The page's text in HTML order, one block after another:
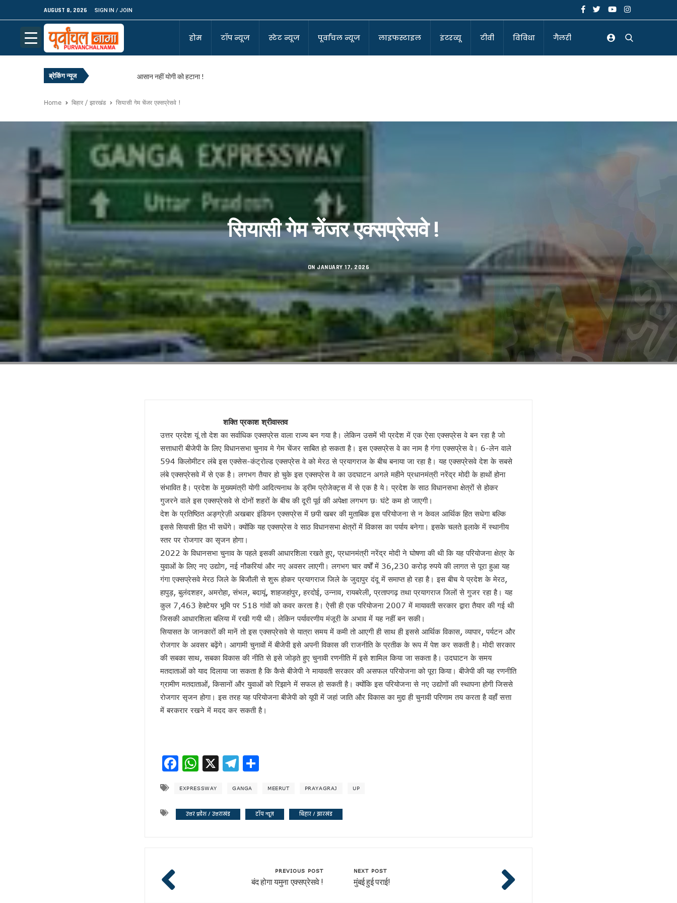
AUGUST 8, 2026 SIGN IN / JOIN
होम टॉप न्यूज स्टेट न्यूज पूर्वांचल न्यूज लाइफस्टाइल इंटरव्यू टीवी विविधा गैलरी
ब्रेकिंग न्यूज
आसान नहीं योगी को हटाना !
सबकुछ लुटा, उद्धव फिर रामभरोसे!
बीबी जसवीन कौर बनी SGPC की धर्म-कोआर्डिनेटर
आखिरकार बंगाल में बीजेपी सरकार, मुखिया बने सुर्वेंदु!
आखिर जीत ही लिया बंगाल !
अलग राज्य अलग नीति के नए फार्मूले पर बीजेपी!
अपनों के निशाने पर योगी आदित्यनाथ?
गोरखपुर में बार काउंसिल का चुनाव सकुशल संपन्न।
ज्योतिर्विद नरेंद्र ने किया गोरखपुर सिनेमा महोत्सव का शुभारंभ
यूपी राज्य महिला आयोग की उपाध्यक्ष का तलाक !
दो दिवसीय सिनेमा महोत्सव 21 जनवरी से
मुंबई हुई पराई!
सियासी गेम चेंजर एक्सप्रेसवे !
बंद होगा यमुना एक्सप्रेसवे !
डबल इनकम बना जंजाल !
एनडीए से फिर अलग होंगे नीतीश!
गोरखपुर पुस्तक महोत्सव : ‘पंडान जल रहा है’ से परिचित हुए लोग
अज़हर उगलेगा डान की सच्चाई !
अतीक की बीबी पर मेहरबान कौन ?
पीडीए के नए अर्थ की सियासत !
लोकपाल या शौकपाल!
बिहार में फिर छले गए मुस्लिम
फिर अलग हुए राजभर !
सपा नहीं लड़ेगी पंचायत चुनाव!
योगी की बाल्मीकि चाल में फंसे अखिलेश !
चुनाव की घोषणा और मायावती का ऐलान !
विजन-2047 का हिस्सा है ‘वन नेशन वन इलैक्शन’ : डॉ राजीव
देश में नेपाल जैसे हालात की आशंका !
केशव का संकेत !
भाजपाई होते-होते रह गए शिवपाल!
बुरे दौर में नेपाल !
BSP का सियासी रिस्टार्ट!
संकट में एनडीए !
कृषि होगा विकास का आधार!
अशान्ति फैलाने की कोशिश में ट्रम्प !
भ्रष्टाचार पर चला योगी चाबुक !
चूक तो हो ही गई !
कांग्रेसी खेवनहार पप्पू और केके!
एक मुद्दे पर दो फाड़ हुआ विपक्ष !
तेजस्वी नहीं, तेजप्रताप तो हैं न जी!
चर्चा में ही रहेंगे तेजप्रताप या…
Home बिहार / झारखंड सियासी गेम चेंजर एक्सप्रेसवे !
सियासी गेम चेंजर एक्सप्रेसवे !
ON JANUARY 17, 2026
शक्ति प्रकाश श्रीवास्तव
उत्तर प्रदेश यूं तो देश का सर्वाधिक एक्सप्रेस वाला राज्य बन गया है। लेकिन उसमें भी प्रदेश में एक ऐसा एक्सप्रेस वे बन रहा है जो
सत्ताधारी बीजेपी के लिए विधानसभा चुनाव मे गेम चेंजर साबित हो सकता है। इस एक्सप्रेस वे का नाम है गंगा एक्सप्रेस वे। 6-लेन वाले
594 किलोमीटर लंबे इस एक्सेस-कंट्रोल्ड एक्सप्रेस वे को मेरठ से प्रयागराज के बीच बनाया जा रहा है। यह एक्सप्रेसवे देश के सबसे
लंबे एक्सप्रेसवे में से एक है। लगभग तैयार हो चुके इस एक्सप्रेस वे का उदघाटन अगले महीने प्रधानमंत्री नरेंद्र मोदी के हाथों होना
संभावित है। प्रदेश के मुख्यमंत्री योगी आदित्यनाथ के ड्रीम प्रोजेक्ट्स में से एक है ये। प्रदेश के साठ विधानसभा क्षेत्रों से होकर
गुजरने वाले इस एक्सप्रेसवे से दोनों शहरों के बीच की दूरी पूर्व की अपेक्षा लगभग छः घंटे कम हो जाएगी।
देश के प्रतिष्ठित अङ्ग्रेज़ी अखबार इंडियन एक्सप्रेस में छपी खबर की मुताबिक इस परियोजना से न केवल आर्थिक हित सधेगा बल्कि
इससे सियासी हित भी सधेंगे। क्योंकि यह एक्सप्रेस वे साठ विधानसभा क्षेत्रों में विकास का पर्याय बनेगा। इसके चलते इलाके में स्थानीय
स्तर पर रोजगार का सृजन होगा।
2022 के विधानसभा चुनाव के पहले इसकी आधारशिला रखते हुए, प्रधानमंत्री नरेंद्र मोदी ने घोषणा की थी कि यह परियोजना क्षेत्र के
युवाओं के लिए नए उद्योग, नई नौकरियां और नए अवसर लाएगी। लगभग चार वर्षों में 36,230 करोड़ रुपये की लागत से पूरा हुआ यह
गंगा एक्सप्रेसवे मेरठ जिले के बिजौली से शुरू होकर प्रयागराज जिले के जुदापुर दंदू में समाप्त हो रहा है। इस बीच ये प्रदेश के मेरठ,
हापुड़, बुलंदशहर, अमरोहा, संभल, बदायूं, शाहजहांपुर, हरदोई, उन्नाव, रायबरेली, प्रतापगढ़ तथा प्रयागराज जिलों से गुजर रहा है। यह
कुल 7,463 हेक्टेयर भूमि पर 518 गांवों को कवर करता है। ऐसी ही एक परियोजना 2007 में मायावती सरकार द्वारा तैयार की गई थी
जिसकी आधारशिला बलिया में रखी गयी थी। लेकिन पर्यावरणीय मंजूरी के अभाव में यह नहीं बन सकी।
सियासत के जानकारों की मानें तो इस एक्सप्रेसवे से यात्रा समय में कमी तो आएगी ही साथ ही इससे आर्थिक विकास, व्यापार, पर्यटन और
रोजगार के अवसर बढ़ेंगे। आगामी चुनावों में बीजेपी इसे अपनी विकास की राजनीति के प्रतीक के रूप में पेश कर सकती है। मोदी सरकार
की सबका साथ, सबका विकास की नीति से इसे जोड़ते हुए चुनावी रणनीति में इसे शामिल किया जा सकता है। उदघाटन के समय
मतदाताओं को याद दिलाया जा सकता है कि कैसे बीजेपी ने मायावती सरकार की असफल परियोजना को पूरा किया। बीजेपी की यह रणनीति
ग्रामीण मतदाताओं, किसानों और युवाओं को रिझाने में सफल हो सकती है। क्योंकि इस परियोजना से नए उद्योगों की स्थापना होगी जिससे
रोजगार सृजन होगा। इस तरह यह परियोजना बीजेपी को यूपी में जहां जाति और विकास का मुद्दा ही चुनावी परिणाम तय करता है वहाँ सत्ता
में बरकरार रखने में मदद कर सकती है।
Facebook
WhatsApp
X Telegram
EXPRESSWAY GANGA MEERUT PRAYAGRAJ UP
उत्तर प्रदेश / उत्तराखंड टॉप न्यूज बिहार / झारखंड
PREVIOUS POST
बंद होगा यमुना एक्सप्रेसवे !
NEXT POST
मुंबई हुई पराई!